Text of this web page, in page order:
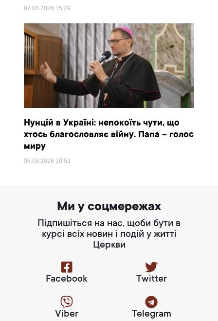
07.08.2026 15:29
Нунцій в Україні: непокоїть чути, що
хтось благословляє війну. Папа – голос
миру
06.08.2026 10:53
Ми у соцмережах
Підпишіться на нас, щоби бути в
курсі всіх новин і подій у житті
Церкви
Facebook Twitter
Viber Telegram